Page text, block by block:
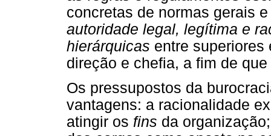
concretas de normas gerais
autoridade legal, legítima e
hierárquicas entre superiores
direção e chefia, a fim de
Os pressupostos da
vantagens: a racionalidade
atingir os fins da